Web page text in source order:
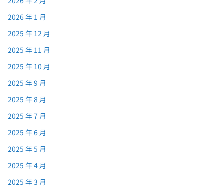
2026 年 1 月
2025 年 12 月
2025 年 11 月
2025 年 10 月
2025 年 9 月
2025 年 8 月
2025 年 7 月
2025 年 6 月
2025 年 5 月
2025 年 4 月
2025 年 3 月